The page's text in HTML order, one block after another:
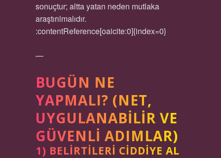
sonuçtur; altta yatan neden mutlaka
araştırılmalıdır.
:contentReference[oaicite:0]{index=0}
—
BUGÜN NE
YAPMALI? (NET,
UYGULANABILIR VE
GÜVENLI ADIMLAR)
1) BELIRTILERI CIDDIYE AL